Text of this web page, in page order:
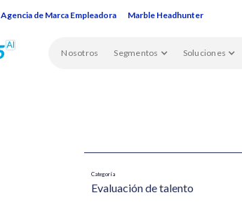
Agencia de Marca Empleadora Marble Headhunter
Nosotros Segmentos Soluciones
Categoría
Evaluación de talent​o